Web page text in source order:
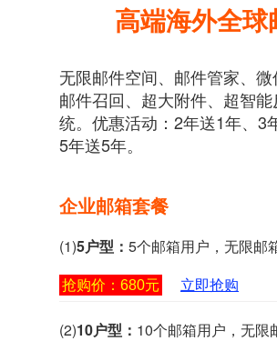
高端海外全球
无限邮件空间、邮件管家、微
邮件召回、超大附件、超智
统。优惠活动：2年送1年、3
5年送5年。
企业邮箱套餐
(1)5户型： 5个邮箱用户，无限邮
抢购价：680元 立即抢购
(2)10户型： 10个邮箱用户，无限